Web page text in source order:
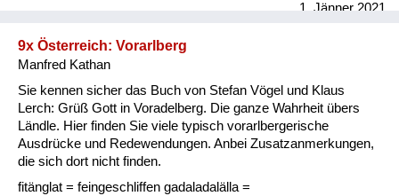
1. Jänner 2021
9x Österreich: Vorarlberg
Manfred Kathan
Sie kennen sicher das Buch von Stefan Vögel und Klaus
Lerch: Grüß Gott in Voradelberg. Die ganze Wahrheit übers
Ländle. Hier finden Sie viele typisch vorarlbergerische
Ausdrücke und Redewendungen. Anbei Zusatzanmerkungen,
die sich dort nicht finden.
fitänglat = feingeschliffen gadaladalälla =